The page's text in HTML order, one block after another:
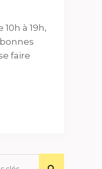
10h à 19h,
faire